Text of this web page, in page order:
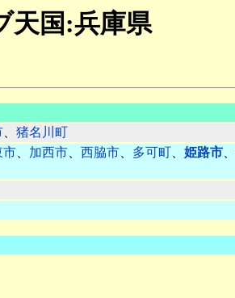
天国:兵庫県
、 猪名川町
市、 加西市、 西脇市、 多可町、 姫路市、